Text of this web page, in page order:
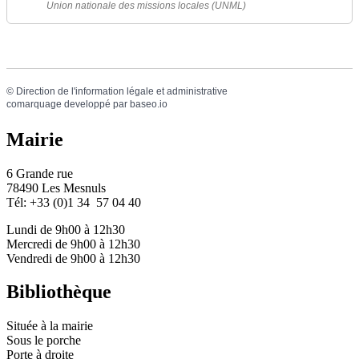
Union nationale des missions locales (UNML)
© Direction de l'information légale et administrative
comarquage developpé par baseo.io
Mairie
6 Grande rue
78490 Les Mesnuls
Tél: +33 (0)1 34 57 04 40
Lundi de 9h00 à 12h30
Mercredi de 9h00 à 12h30
Vendredi de 9h00 à 12h30
Bibliothèque
Située à la mairie
Sous le porche
Porte à droite